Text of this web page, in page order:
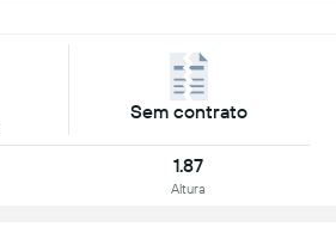
Sem contrato
1.87
Altura